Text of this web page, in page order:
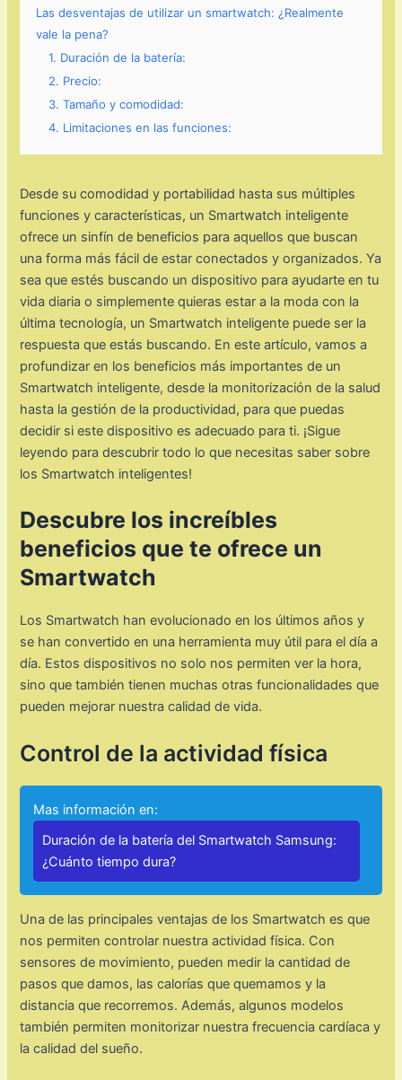
Las desventajas de utilizar un smartwatch: ¿Realmente
vale la pena?
1. Duración de la batería:
2. Precio:
3. Tamaño y comodidad:
4. Limitaciones en las funciones:
Desde su comodidad y portabilidad hasta sus múltiples
funciones y características, un Smartwatch inteligente
ofrece un sinfín de beneficios para aquellos que buscan
una forma más fácil de estar conectados y organizados. Ya
sea que estés buscando un dispositivo para ayudarte en tu
vida diaria o simplemente quieras estar a la moda con la
última tecnología, un Smartwatch inteligente puede ser la
respuesta que estás buscando. En este artículo, vamos a
profundizar en los beneficios más importantes de un
Smartwatch inteligente, desde la monitorización de la salud
hasta la gestión de la productividad, para que puedas
decidir si este dispositivo es adecuado para ti. ¡Sigue
leyendo para descubrir todo lo que necesitas saber sobre
los Smartwatch inteligentes!
Descubre los increíbles
beneficios que te ofrece un
Smartwatch
Los Smartwatch han evolucionado en los últimos años y
se han convertido en una herramienta muy útil para el día a
día. Estos dispositivos no solo nos permiten ver la hora,
sino que también tienen muchas otras funcionalidades que
pueden mejorar nuestra calidad de vida.
Control de la actividad física
Mas información en:
Duración de la batería del Smartwatch Samsung:
¿Cuánto tiempo dura?
Una de las principales ventajas de los Smartwatch es que
nos permiten controlar nuestra actividad física. Con
sensores de movimiento, pueden medir la cantidad de
pasos que damos, las calorías que quemamos y la
distancia que recorremos. Además, algunos modelos
también permiten monitorizar nuestra frecuencia cardíaca y
la calidad del sueño.